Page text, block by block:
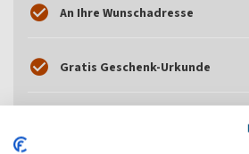
An Ihre Wunschadresse
Gratis Geschenk-Urkunde
Geschenk-Abo endet